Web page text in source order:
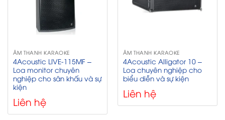
ÂM THANH KARAOKE
4Acoustic LIVE-115MF –
Loa monitor chuyên
nghiệp cho sân khấu và sự
kiện
Liên hệ
ÂM THANH KARAOKE
4Acoustic Alligator 10 –
Loa chuyên nghiệp cho
biểu diễn và sự kiện
Liên hệ